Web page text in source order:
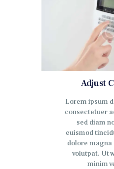
Adjust
Lorem ipsum
consectetuer
sed diam
euismod
dolore
volutpat. Ut
minim